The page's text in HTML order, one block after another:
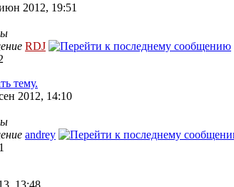
2012, 19:51
RDJ
тему.
2012, 14:10
andrey
13:48